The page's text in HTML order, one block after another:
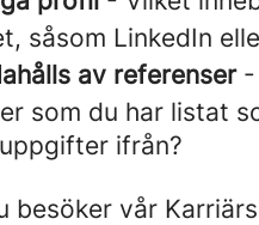
såsom LinkedIn
av referenser-
som du har listat
ifrån?
besöker vår